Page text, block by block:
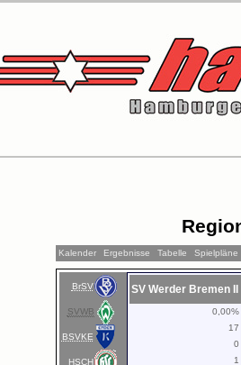
Kalender Ergebnisse Tabelle Spielpläne
BrSV
SVWB
BSVKE
HSCH
SV Werder Bremen II
0,00%
17
0
1